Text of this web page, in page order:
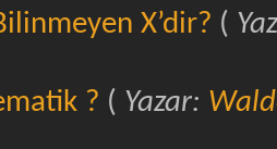
X’dir? (
? ( Yazar: